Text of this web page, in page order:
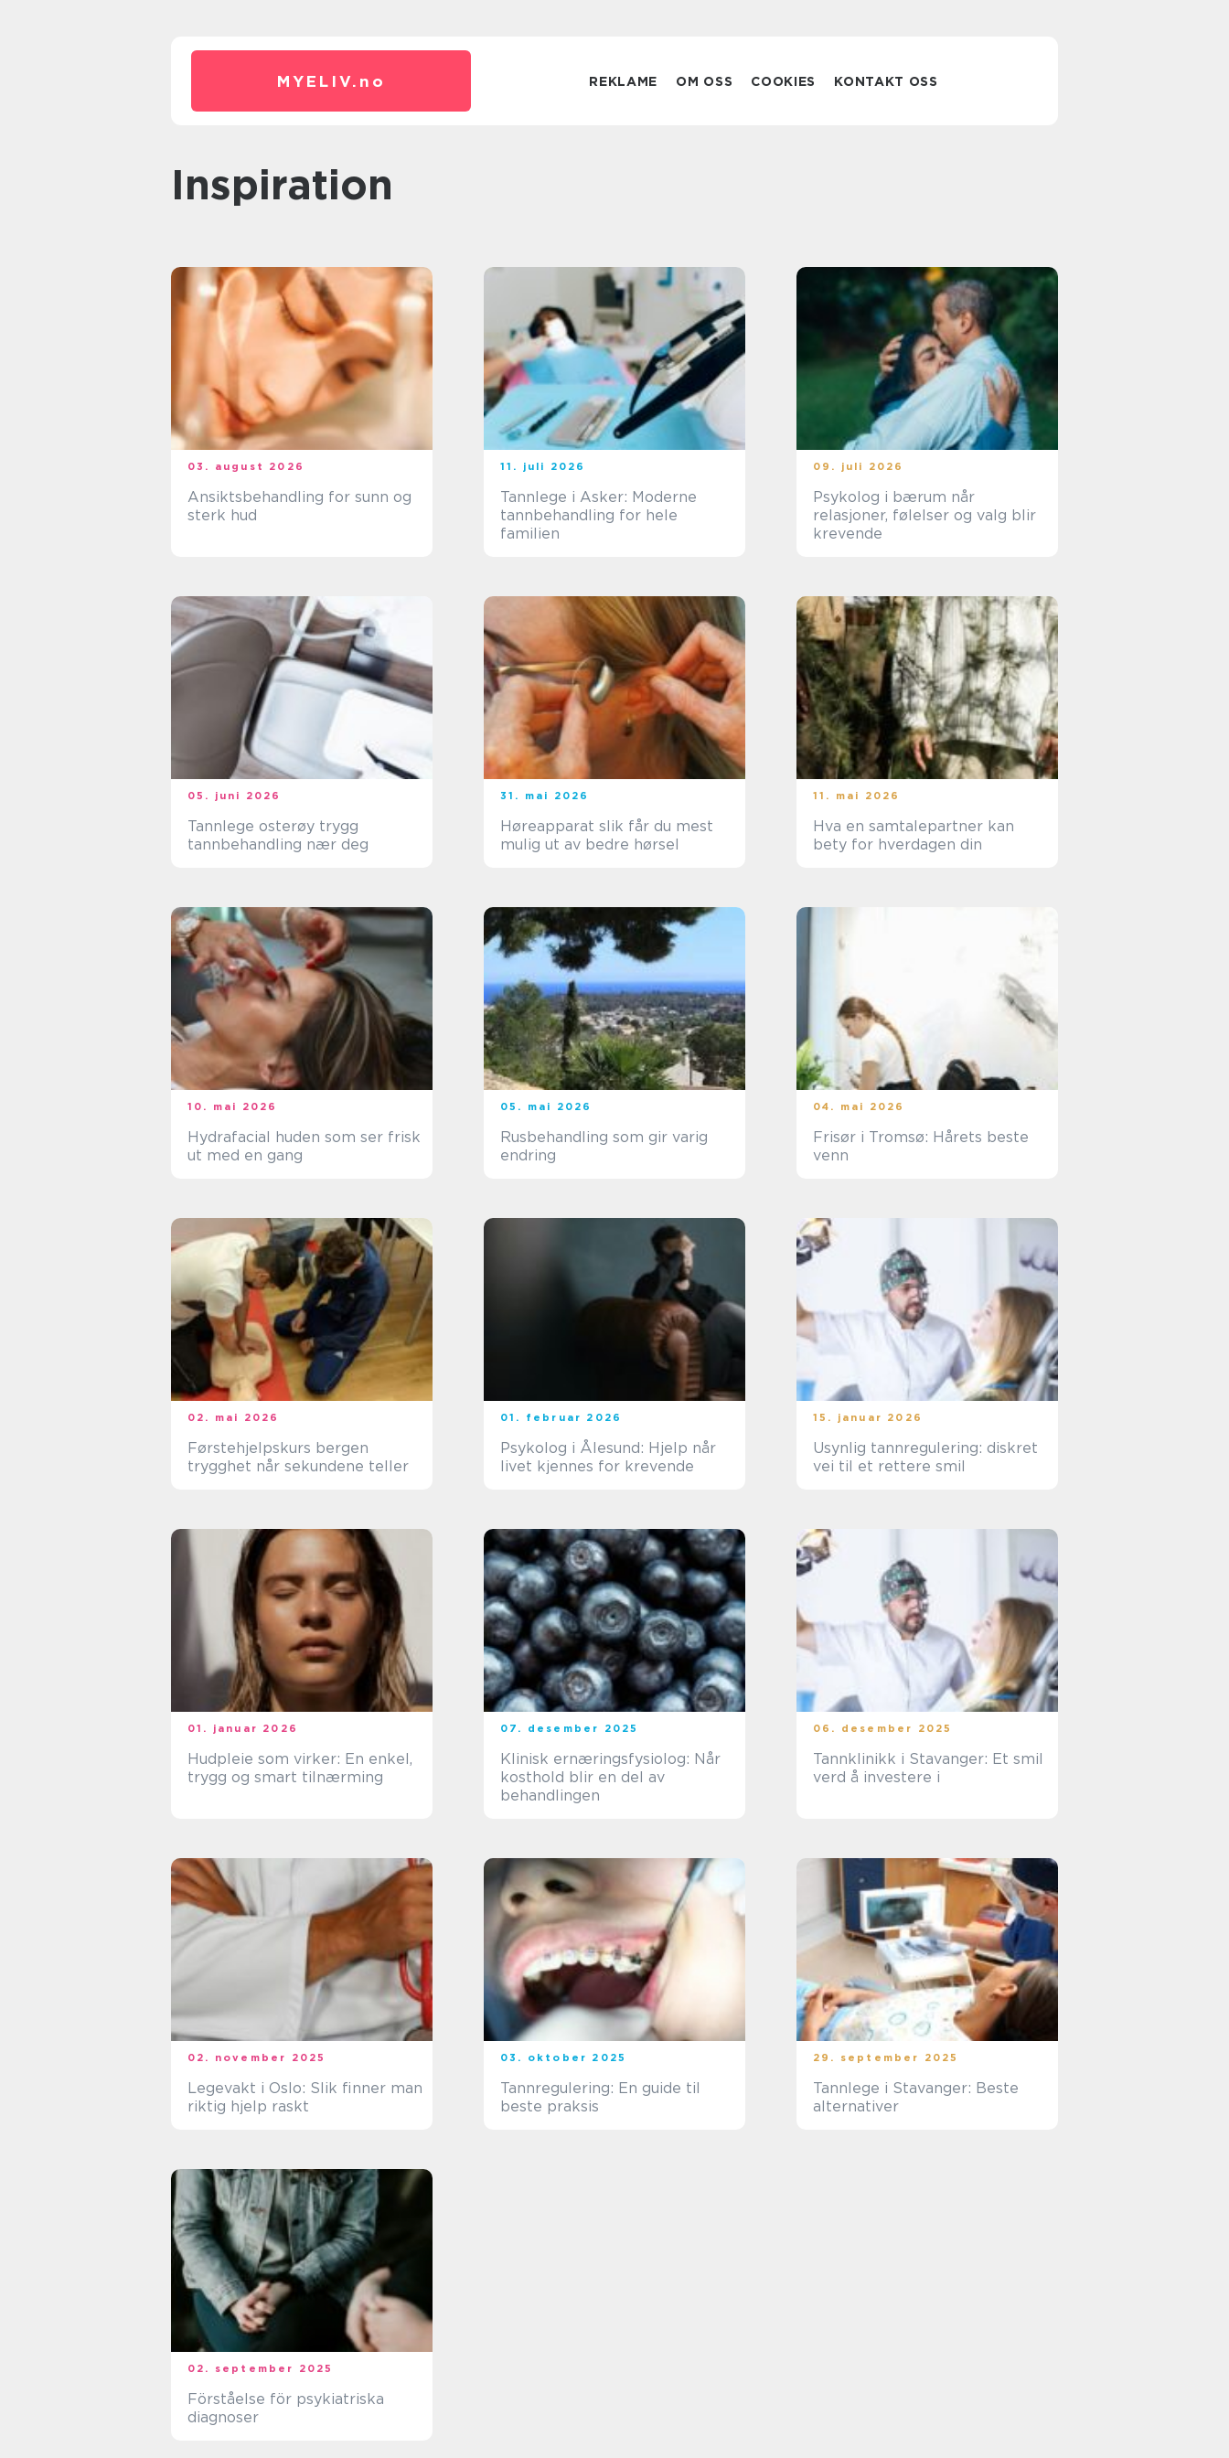
MYELIV. no REKLAME OM OSS COOKIES KONTAKT OSS
inspiration
03. august 2026
Ansiktsbehandling for sunn og
sterk hud
11. juli 2026
Tannlege i Asker: Moderne
tannbehandling for hele
familien
09. juli 2026
Psykolog i bærum når
relasjoner, følelser og valg blir
krevende
05. juni 2026
Tannlege osterøy trygg
tannbehandling nær deg
31. mai 2026
Høreapparat slik får du mest
mulig ut av bedre hørsel
11. mai 2026
Hva en samtalepartner kan
bety for hverdagen din
10. mai 2026
Hydrafacial huden som ser frisk
ut med en gang
05. mai 2026
Rusbehandling som gir varig
endring
04. mai 2026
Frisør i Tromsø: Hårets beste
venn
02. mai 2026
Førstehjelpskurs bergen
trygghet når sekundene teller
01. februar 2026
Psykolog i Ålesund: Hjelp når
livet kjennes for krevende
15. januar 2026
Usynlig tannregulering: diskret
vei til et rettere smil
01. januar 2026
Hudpleie som virker: En enkel,
trygg og smart tilnærming
07. desember 2025
Klinisk ernæringsfysiolog: Når
kosthold blir en del av
behandlingen
06. desember 2025
Tannklinikk i Stavanger: Et smil
verd å investere i
02. november 2025
Legevakt i Oslo: Slik finner man
riktig hjelp raskt
03. oktober 2025
Tannregulering: En guide til
beste praksis
29. september 2025
Tannlege i Stavanger: Beste
alternativer
02. september 2025
Förståelse för psykiatriska
diagnoser